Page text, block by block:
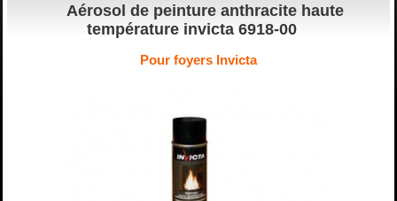
Aérosol de peinture anthracite haute
température invicta 6918-00
Pour foyers Invicta